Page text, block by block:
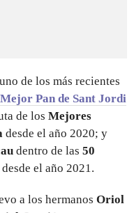
de los más recientes
Mejor Pan de Sant Jordi
de los Mejores
desde el año 2020; y
dentro de las 50
desde el año 2021.
a los hermanos Oriol